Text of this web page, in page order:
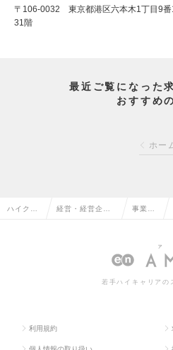
〒106-0032 東京都港区六本木1丁目9番
31階
最近ご覧になった
おすすめ
ホー
ハイクラ 経営・経営企 事業企
若手ハイキャリアの
利用規約